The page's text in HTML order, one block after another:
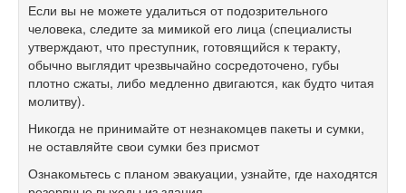
Если вы не можете удалиться от подозрительного
человека, следите за мимикой его лица (специалисты
утверждают, что преступник, готовящийся к теракту,
обычно выглядит чрезвычайно сосредоточено, губы
плотно сжаты, либо медленно двигаются, как будто читая
молитву).
Никогда не принимайте от незнакомцев пакеты и сумки,
не оставляйте свои сумки без присмот
Ознакомьтесь с планом эвакуации, узнайте, где находятся